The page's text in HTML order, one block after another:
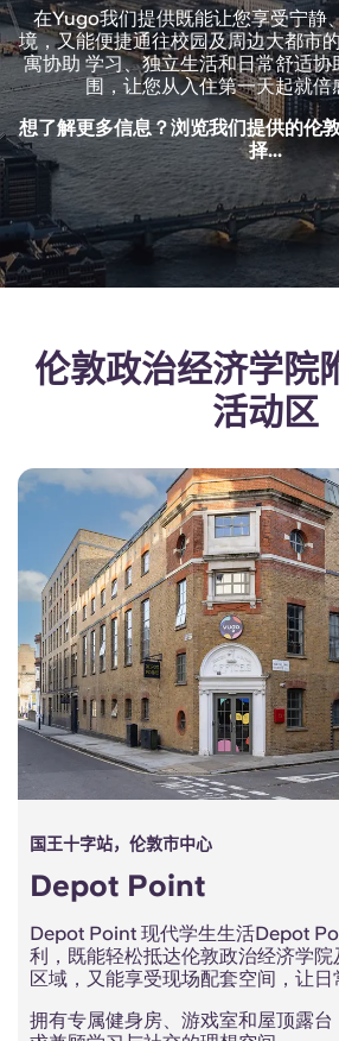
English (GB)
English (US)
Chinese
Español
Català
Deutsch
Italian
French
Portuguese
选择一个国家
选择一个城市
选择一间公寓
登录
立即预订
在Yugo我们提供既能让您享受宁静
境，又能便捷通往校园及周边大都市
寓协助 学习、独立生活和日常舒适
围，让您从入住第一天起就倍
想了解更多信息？浏览我们提供的伦
择...
伦敦政治经济学院
活动区
国王十字站，伦敦市中心
Depot Point
Depot Point 现代学生生活Depot
利，既能轻松抵达伦敦政治经济学院
区域，又能享受现场配套空间，让日
拥有专属健身房、游戏室和屋顶露